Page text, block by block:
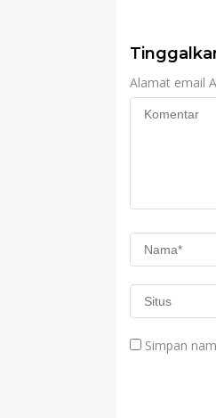
Alamat email
Simpan